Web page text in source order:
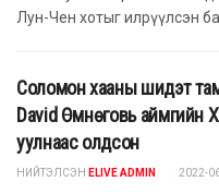
Лун-Чен хотыг илрүүлсэн
Соломон хааны шидэт
David Өмнөговь аймгийн
уулнаас олдсон
НИЙТЭЛСЭН ELIVE ADMIN 2022-